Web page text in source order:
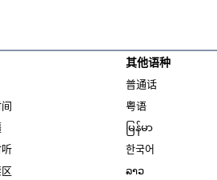
其他语种
普通话
粤语
မြန်မာ
한국어
ລາວ